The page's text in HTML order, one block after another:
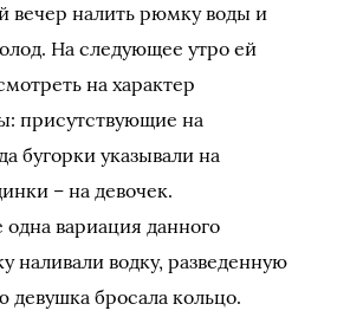
вечер налить рюмку воды и
На следующее утро ей
на характер
присутствующие на
бугорки указывали на
– на девочек.
вариация данного
наливали водку, разведенную
девушка бросала кольцо.